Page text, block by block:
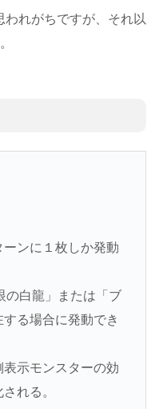
れがちですが、それ以
ンに１枚しか発動
の白龍」または「ブ
る場合に発動でき
示モンスターの効
れる。